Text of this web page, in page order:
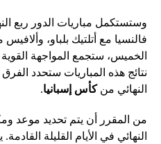
وستستكمل مباريات الدور ربع
فالنسيا مع أتلتيك بلباو،
الخميس، ستجمع المواجهة القوية
نتائج هذه المباريات ستحدد
النهائي منكأس إسبانيا.
من المقرر أن يتم تحديد موعد
النهائي في الأيام القليلة